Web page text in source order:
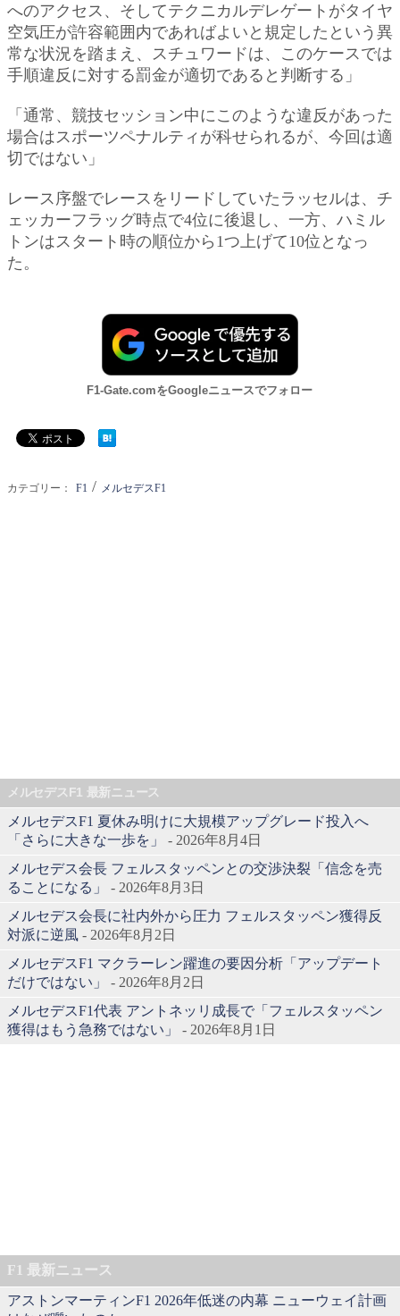
へのアクセス、そしてテクニカルデレゲートがタイヤ
空気圧が許容範囲内であればよいと規定したという異
常な状況を踏まえ、スチュワードは、このケースでは
手順違反に対する罰金が適切であると判断する」
「通常、競技セッション中にこのような違反があった
場合はスポーツペナルティが科せられるが、今回は適
切ではない」
レース序盤でレースをリードしていたラッセルは、チ
ェッカーフラッグ時点で4位に後退し、一方、ハミル
トンはスタート時の順位から1つ上げて10位となっ
た。
F1-Gate.comをGoogleニュースでフォロー
カテゴリー： F1 / メルセデスF1
メルセデスF1 最新ニュース
メルセデスF1 夏休み明けに大規模アップグレード投入へ
「さらに大きな一歩を」
- 2026年8月4日
メルセデス会長 フェルスタッペンとの交渉決裂「信念を売
ることになる」
- 2026年8月3日
メルセデス会長に社内外から圧力 フェルスタッペン獲得反
対派に逆風 - 2026年8月2日
メルセデスF1 マクラーレン躍進の要因分析「アップデート
だけではない」
- 2026年8月2日
メルセデスF1代表 アントネッリ成長で「フェルスタッペン
獲得はもう急務ではない」
- 2026年8月1日
F1 最新ニュース
アストンマーティンF1 2026年低迷の内幕 ニューウェイ計画